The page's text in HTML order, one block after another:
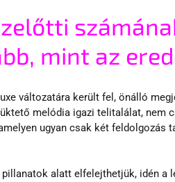
mint az
változatára került fel, önálló
melódia igazi telitalálat, nem
ugyan csak két feldolgozás
alatt elfelejthetjük, idén a